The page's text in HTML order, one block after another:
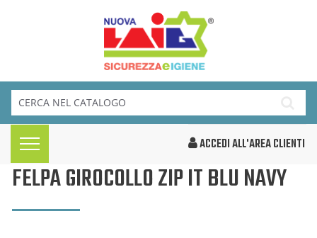
ACCEDI ALL'AREA CLIENTI
FELPA GIROCOLLO ZIP IT BLU NAVY